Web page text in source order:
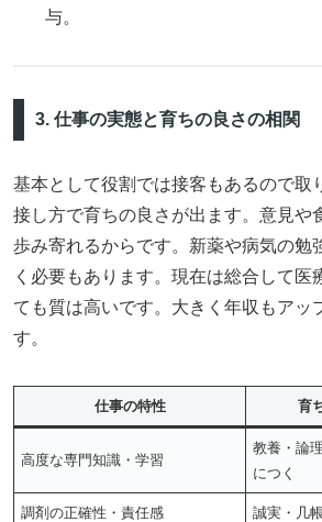
与。
3. 仕事の実態と育ちの良さの相関
基本として役割では接客もあるので取
接し方で育ちの良さが出ます。意見や
歩み寄れるからです。新薬や病気の勉
く必要もあります。現在は総合して医
ても質は高いです。大きく年収もアッ
す。
仕事の特性 育
高度な専門知識・学習
教養・論
につく
調剤の正確性・責任感 誠実・几